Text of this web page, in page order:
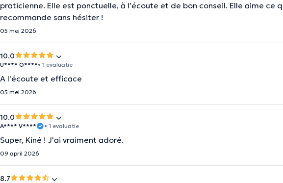
praticienne. Elle est ponctuelle, à l’écoute et de bon conseil. Elle aime ce
recommande sans hésiter !
05 mei 2026
10.0
U**** O****• 1 evaluatie
A l'écoute et efficace
05 mei 2026
10.0
A**** V**** • 1 evaluatie
Super, Kiné ! J'ai vraiment adoré.
09 april 2026
8.7